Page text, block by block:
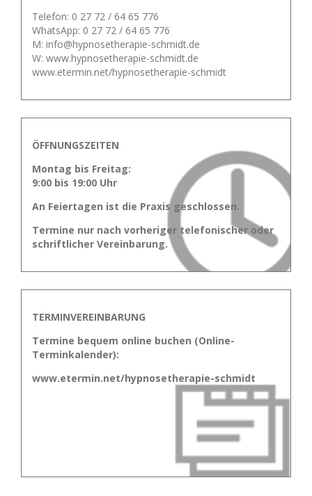
Telefon: 0 27 72 / 64 65 776
WhatsApp: 0 27 72 / 64 65 776
M: info@hypnosetherapie-schmidt.de
W: www.hypnosetherapie-schmidt.de
www.etermin.net/hypnosetherapie-schmidt
ÖFFNUNGSZEITEN
Montag bis Freitag:
9:00 bis 19:00 Uhr
An Feiertagen ist die Praxis geschlossen.
Termine nur nach vorheriger telefonischer oder
schriftlicher Vereinbarung.
TERMINVEREINBARUNG
Termine bequem online buchen (Online-
Terminkalender):
www.etermin.net/hypnosetherapie-schmidt